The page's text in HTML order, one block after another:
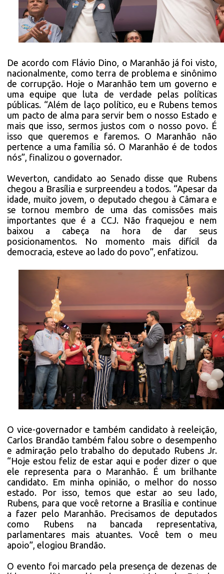
De acordo com Flávio Dino, o Maranhão já foi visto,
nacionalmente, como terra de problema e sinônimo
de corrupção. Hoje o Maranhão tem um governo e
uma equipe que luta de verdade pelas políticas
públicas. “Além de laço político, eu e Rubens temos
um pacto de alma para servir bem o nosso Estado e
mais que isso, sermos justos com o nosso povo. É
isso que queremos e faremos. O Maranhão não
pertence a uma família só. O Maranhão é de todos
nós”, finalizou o governador.
Weverton, candidato ao Senado disse que Rubens
chegou a Brasília e surpreendeu a todos. “Apesar da
idade, muito jovem, o deputado chegou à Câmara e
se tornou membro de uma das comissões mais
importantes que é a CCJ. Não fraquejou e nem
baixou a cabeça na hora de dar seus
posicionamentos. No momento mais difícil da
democracia, esteve ao lado do povo”, enfatizou.
O vice-governador e também candidato à reeleição,
Carlos Brandão também falou sobre o desempenho
e admiração pelo trabalho do deputado Rubens Jr.
“Hoje estou feliz de estar aqui e poder dizer o que
ele representa para o Maranhão. É um brilhante
candidato. Em minha opinião, o melhor do nosso
estado. Por isso, temos que estar ao seu lado,
Rubens, para que você retorne a Brasília e continue
a fazer pelo Maranhão. Precisamos de deputados
como Rubens na bancada representativa,
parlamentares mais atuantes. Você tem o meu
apoio”, elogiou Brandão.
O evento foi marcado pela presença de dezenas de